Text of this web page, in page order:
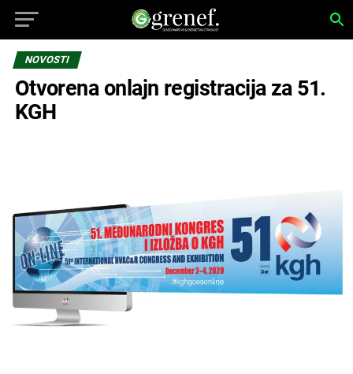
NOVOSTI
Otvorena onlajn registracija za 51.
KGH